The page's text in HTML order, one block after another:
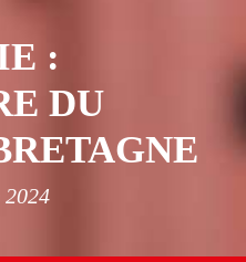
:
DU
2024